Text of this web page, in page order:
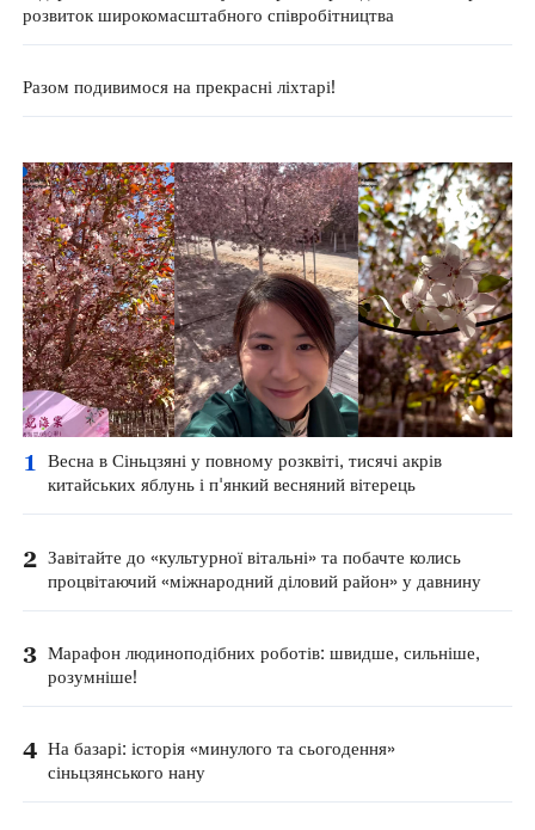
розвиток широкомасштабного співробітництва
Разом подивимося на прекрасні ліхтарі!
1
Весна в Сіньцзяні у повному розквіті, тисячі акрів
китайських яблунь і п'янкий весняний вітерець
2 Завітайте до «культурної вітальні» та побачте колись
процвітаючий «міжнародний діловий район» у давнину
3 Марафон людиноподібних роботів: швидше, сильніше,
розумніше!
4 На базарі: історія «минулого та сьогодення»
сіньцзянського нану